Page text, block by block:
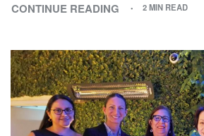
CONTINUE READING 2 MIN READ